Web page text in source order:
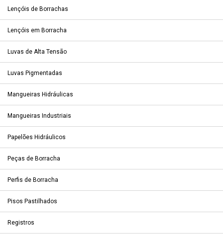
Lençóis de Borrachas
Lençóis em Borracha
Luvas de Alta Tensão
Luvas Pigmentadas
Mangueiras Hidráulicas
Mangueiras Industriais
Papelões Hidráulicos
Peças de Borracha
Perfis de Borracha
Pisos Pastilhados
Registros